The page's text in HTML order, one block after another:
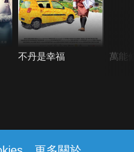
不丹是幸福 萬能